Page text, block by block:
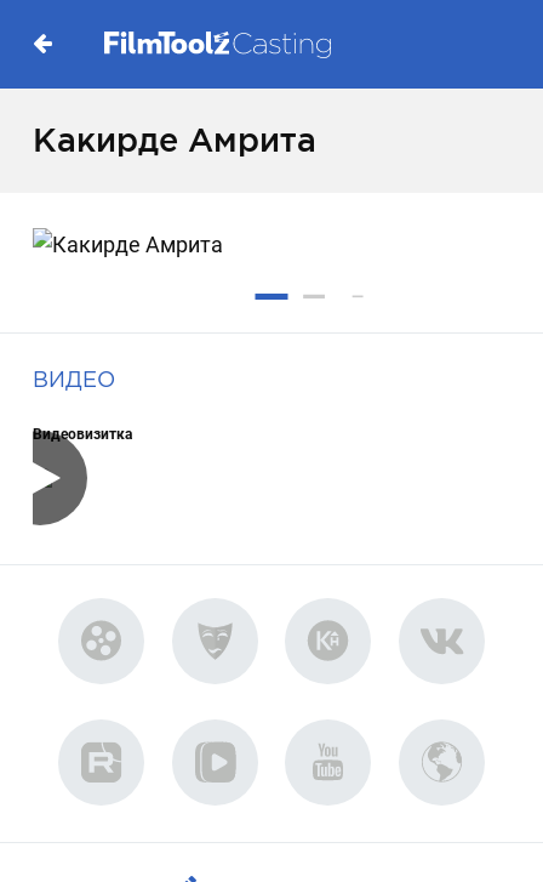
Какирде Амрита
ВИДЕО
Видеовизитка